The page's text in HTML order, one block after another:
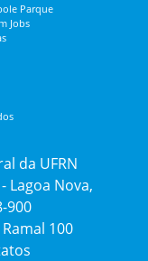
Parque
Jobs
da UFRN
Lagoa Nova,
900
100